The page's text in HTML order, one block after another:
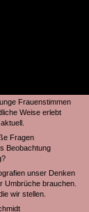
Frauenstimmen
Weise erlebt
Fragen
Beobachtung
unser Denken
Umbrüche brauchen.
wir stellen.